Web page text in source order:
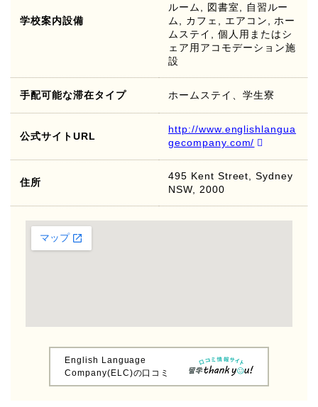
学校案内設備
ルーム, 図書室, 自習ルー
ム, カフェ, エアコン, ホー
ムステイ, 個人用またはシ
ェア用アコモデーション施
設
手配可能な滞在タイプ ホームステイ、学生寮
公式サイトURL
http://www.englishlangua
gecompany.com/
住所
495 Kent Street, Sydney
NSW, 2000
English Language
Company(ELC)の口コミ